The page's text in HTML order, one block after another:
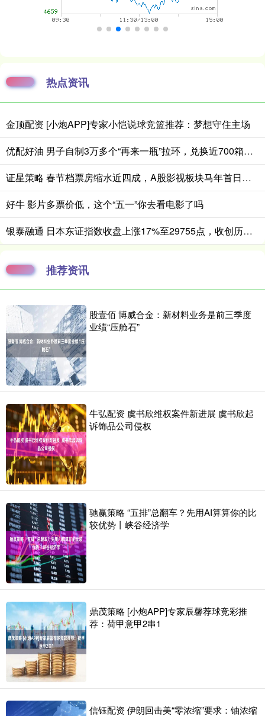
热点资讯
金顶配资 [小炮APP]专家小恺说球竞篮推荐：梦想守住主场
优配好油 男子自制3万多个“再来一瓶”拉环，兑换近700箱啤酒！警方：他称个人饮用，实为出售获利
证星策略 春节档票房缩水近四成，A股影视板块马年首日垫底
好牛 影片多票价低，这个“五一”你去看电影了吗
银泰融通 日本东证指数收盘上涨17%至29755点，收创历史新高
推荐资讯
股壹佰 博威合金：新材料业务是前三季度
业绩“压舱石”
牛弘配资 虞书欣维权案件新进展 虞书欣起
诉饰品公司侵权
驰赢策略 “五排”总翻车？先用AI算算你的比
较优势丨峡谷经济学
鼎茂策略 [小炮APP]专家辰馨荐球竞彩推
荐：荷甲意甲2串1
信钰配资 伊朗回击美“零浓缩”要求：铀浓缩